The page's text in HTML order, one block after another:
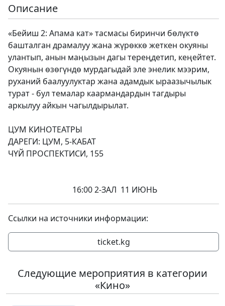
Описание
«Бейиш 2: Апама кат» тасмасы биринчи бөлүктө
башталган драмалуу жана жүрөккө жеткен окуяны
улантып, анын маңызын дагы тереңдетип, кеңейтет.
Окуянын өзөгүндө мурдагыдай эле энелик мээрим,
руханий баалуулуктар жана адамдык ыраазычылык
турат - бул темалар каармандардын тагдыры
аркылуу айкын чагылдырылат.
ЦУМ КИНОТЕАТРЫ
ДАРЕГИ: ЦУМ, 5-КАБАТ
ЧҮЙ ПРОСПЕКТИСИ, 155
16:00 2-ЗАЛ 11 ИЮНЬ
Ссылки на источники информации:
ticket.kg
Следующие мероприятия в категории
«Кино»